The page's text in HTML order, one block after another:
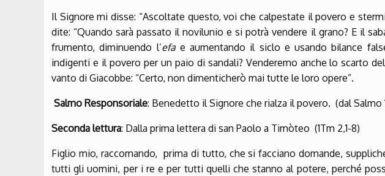
Il Signore mi disse: “Ascoltate questo, voi che calpestate il povero e
dite: “Quando sarà passato il novilunio e si potrà vendere il grano? E il
frumento, diminuendo l’efa e aumentando il siclo e usando bilance
indigenti e il povero per un paio di sandali? Venderemo anche lo scarto
vanto di Giacobbe: “Certo, non dimenticherò mai tutte le loro opere”.
Salmo Responsoriale: Benedetto il Signore che rialza il povero. (dal Salmo
Seconda lettura: Dalla prima lettera di san Paolo a Timòteo (1Tm 2,1-8)
Figlio mio, raccomando, prima di tutto, che si facciano domande,
tutti gli uomini, per i re e per tutti quelli che stanno al potere, perché